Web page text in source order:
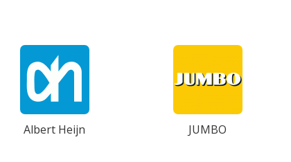
Albert Heijn JUMBO